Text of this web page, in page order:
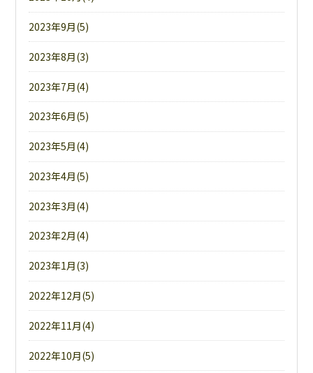
2023年9月(5)
2023年8月(3)
2023年7月(4)
2023年6月(5)
2023年5月(4)
2023年4月(5)
2023年3月(4)
2023年2月(4)
2023年1月(3)
2022年12月(5)
2022年11月(4)
2022年10月(5)